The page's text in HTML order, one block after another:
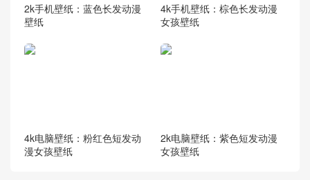
2k手机壁纸：蓝色长发动漫
壁纸
4k手机壁纸：棕色长发动漫
女孩壁纸
4k电脑壁纸：粉红色短发动
漫女孩壁纸
2k电脑壁纸：紫色短发动漫
女孩壁纸